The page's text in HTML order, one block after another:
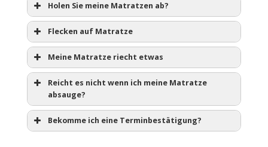
Holen Sie meine Matratzen ab?
Flecken auf Matratze
Meine Matratze riecht etwas
Reicht es nicht wenn ich meine Matratze
absauge?
Bekomme ich eine Terminbestätigung?